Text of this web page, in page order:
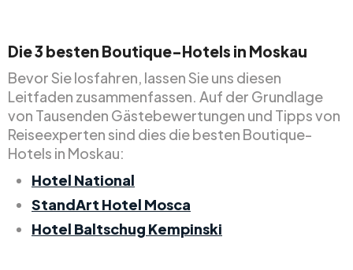
Die 3 besten Boutique-Hotels in Moskau
Bevor Sie losfahren, lassen Sie uns diesen
Leitfaden zusammenfassen. Auf der Grundlage
von Tausenden Gästebewertungen und Tipps von
Reiseexperten sind dies die besten Boutique-
Hotels in Moskau:
Hotel National
StandArt Hotel Mosca
Hotel Baltschug Kempinski